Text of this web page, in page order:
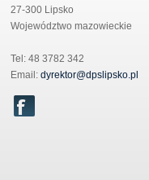
27-300 Lipsko
Województwo mazowieckie
Tel: 48 3782 342
Email: dyrektor@dpslipsko.pl